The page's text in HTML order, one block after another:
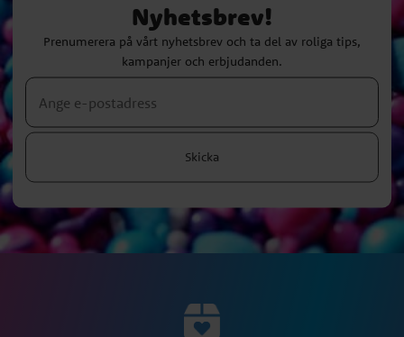
Nyhetsbrev!
Prenumerera på vårt nyhetsbrev och ta del av roliga tips,
kampanjer och erbjudanden.
Skicka